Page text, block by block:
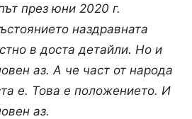
през юни 2020 г.
наздравната
в доста детайли. Но и
аз. А че част от народа
е. Това е положението. И
аз.